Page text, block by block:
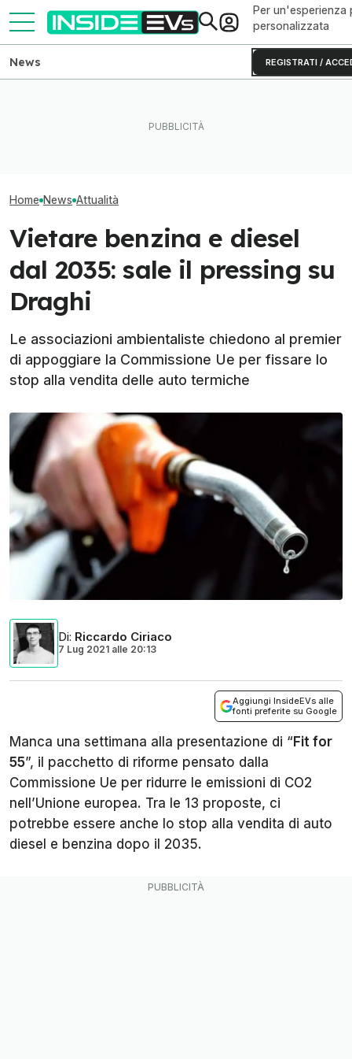
Per un'esperienza
personalizzata
REGISTRATI /
News
Home News Attualità
Vietare benzina e diesel
dal 2035: sale il pressing su
Draghi
Le associazioni ambientaliste chiedono al premier
di appoggiare la Commissione Ue per fissare lo
stop alla vendita delle auto termiche
Di: Riccardo Ciriaco
7 Lug 2021 alle 20:13
Aggiungi InsideEVs alle
fonti preferite su Google
Manca una settimana alla presentazione di “ Fit for
55”, il pacchetto di riforme pensato dalla
Commissione Ue per ridurre le emissioni di CO2
nell’Unione europea. Tra le 13 proposte, ci
potrebbe essere anche lo stop alla vendita di auto
diesel e benzina dopo il 2035.